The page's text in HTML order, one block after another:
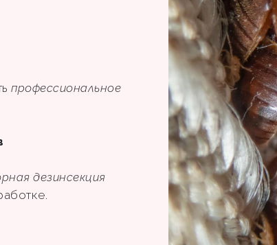
профессиональное
дезинсекция